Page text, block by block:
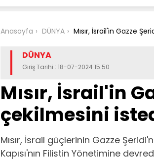
Anasayfa DÜNYA Mısır, İsrail'in Gazze
DÜNYA
Giriş Tarihi : 18-07-2024 15:50
Mısır, İsrail'in
çekilmesini
Mısır, İsrail güçlerinin Gazze
Kapısı'nın Filistin Yönetimine